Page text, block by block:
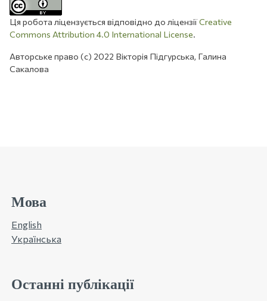
Ця робота ліцензується відповідно до ліцензіїCreative
Commons Attribution 4.0 International License.
Авторське право (c) 2022 Вікторія Підгурська, Галина
Сакалова
Мова
English
Українська
Останні публікації